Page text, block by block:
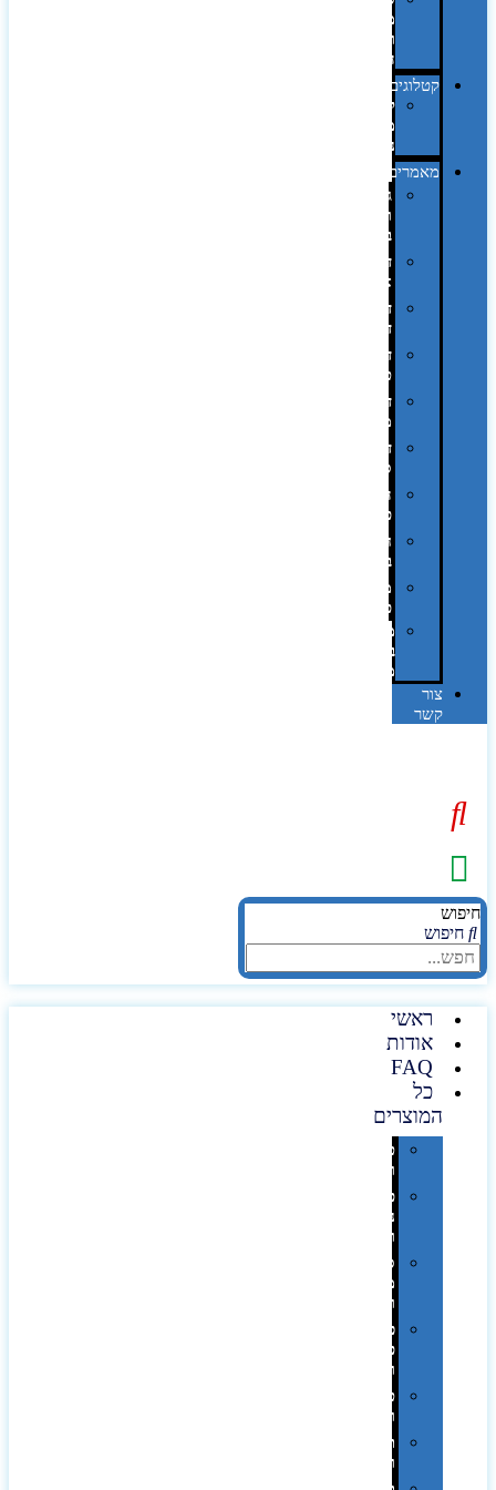
מחשב
וציוד
היקפי
קטלוגים
קטלוג
מוצרי
נייר
מאמרים
גימורים
והשבחות
בדפוס
דפוס
אופסט
דפוס
דיגיטלי
דפוס
טמפון
דפוס
משי
דפוס
סובלימציה
הדפס
פרוצס
חריטה
בלייזר
מהו
פנטון?
מיתוג
באמצעות
מדבקות
צור
קשר
חיפוש
ראשי
אודות
FAQ
כל
המוצרים
טכנולוגיה
וגאדג'טים
פנאי,
נופש
ונסיעות
סביבת
משרד
ופרימיום
כלים,
פנסים
ורכב
טקסטיל
וחורף
תיקים
ומזוודות